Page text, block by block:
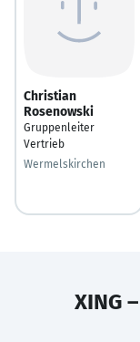
Christian
Rosenowski
Gruppenleiter
Vertrieb
Wermelskirchen
XING